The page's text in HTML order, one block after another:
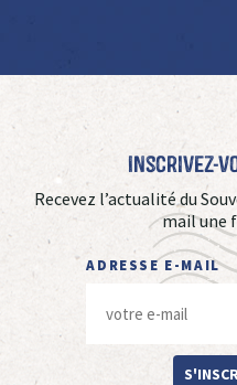
Inscrivez-
Recevez l’actualité du
mail une
ADRESSE E-MAIL